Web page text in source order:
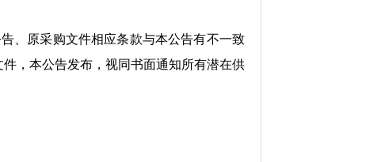
、原采购文件相应条款与本公告有不一致
，本公告发布，视同书面通知所有潜在供